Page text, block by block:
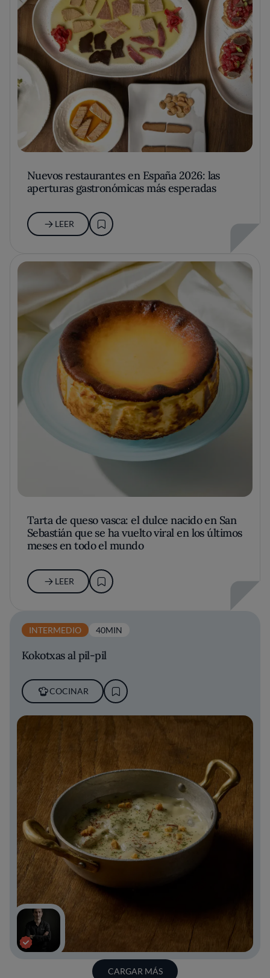
Nuevos restaurantes en España 2026: las
aperturas gastronómicas más esperadas
LEER
Tarta de queso vasca: el dulce nacido en San
Sebastián que se ha vuelto viral en los últimos
meses en todo el mundo
LEER
INTERMEDIO 40MIN
Kokotxas al pil-pil
COCINAR
CARGAR MÁS